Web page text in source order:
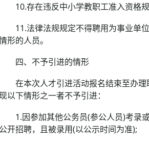
存在违反中小学教职工准入资格规
法律法规规定不得聘用为事业单位
形的人员。
、不予引进的情形
本次人才引进活动报名结束至办理
以下情形之一者不予引进：
因参加其他公务员(参公人员)考录或
开招聘，且被录用(以公示时间为准);